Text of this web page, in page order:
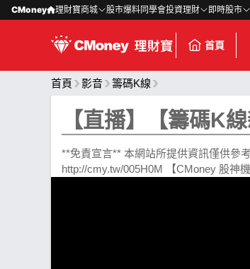
CMoney 理財寶商城 股市爆料同學會投資理財 即時股市
首頁
首頁 影音 籌碼K線
【直播】【籌碼K
**免責宣言** 本網站所提供資訊僅供參
http://cmy.tw/005H0M 【CMoney 股神